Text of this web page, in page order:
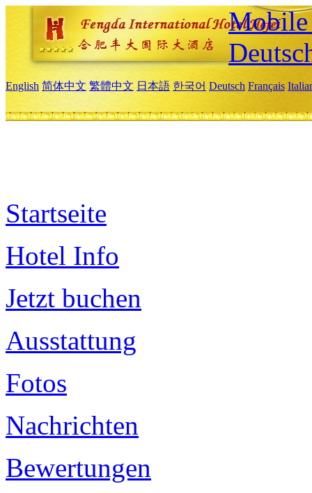
Mobile
English 简体中文 繁體中文 日本語 한국어 Deutsch Français
Startseite
Hotel Info
Jetzt buchen
Ausstattung
Fotos
Nachrichten
Bewertungen